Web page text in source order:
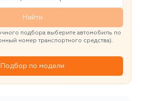
Найти
подбора выберите автомобиль по
номер транспортного средства).
Подбор по модели